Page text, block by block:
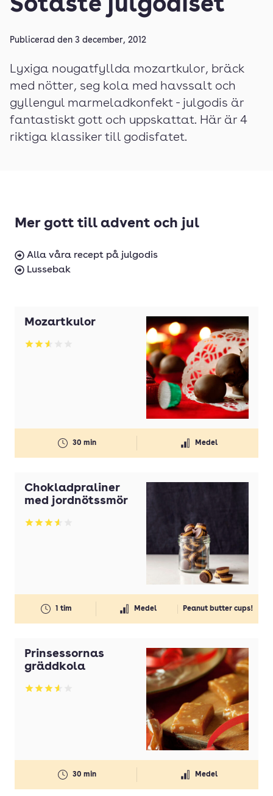
Sötaste julgodiset
Publicerad den 3 december, 2012
Lyxiga nougatfyllda mozartkulor, bräck
med nötter, seg kola med havssalt och
gyllengul marmeladkonfekt - julgodis är
fantastiskt gott och uppskattat. Här är 4
riktiga klassiker till godisfatet.
Mer gott till advent och jul
Alla våra recept på julgodis
Lussebak
Mozartkulor
Betyg: 2.55 av 5
30 min Medel
Chokladpraliner
med jordnötssmör
Betyg: 3.61 av 5
1 tim Medel Peanut butter cups!
Prinsessornas
gräddkola
Betyg: 3.57 av 5
30 min Medel